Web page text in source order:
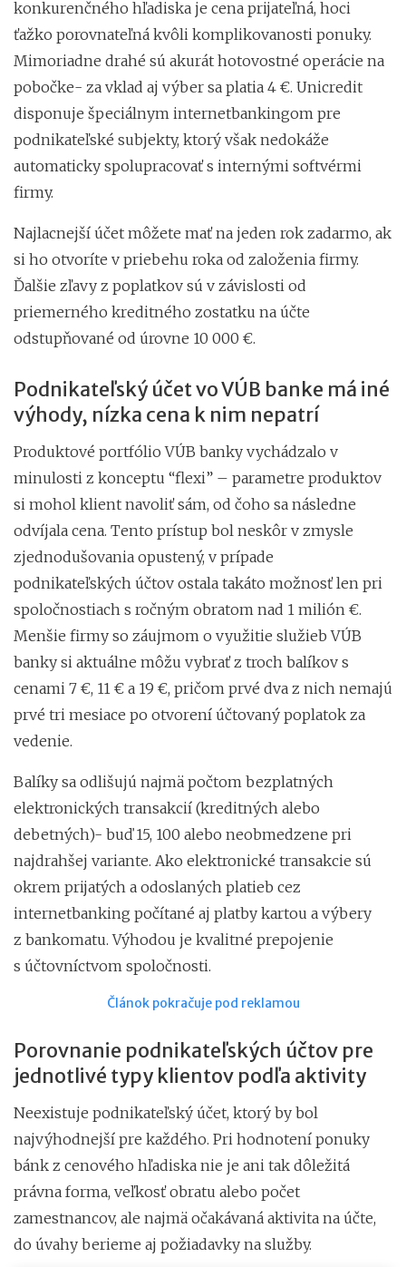
konkurenčného hľadiska je cena prijateľná, hoci
ťažko porovnateľná kvôli komplikovanosti ponuky.
Mimoriadne drahé sú akurát hotovostné operácie na
pobočke- za vklad aj výber sa platia 4 €. Unicredit
disponuje špeciálnym internetbankingom pre
podnikateľské subjekty, ktorý však nedokáže
automaticky spolupracovať s internými softvérmi
firmy.
Najlacnejší účet môžete mať na jeden rok zadarmo, ak
si ho otvoríte v priebehu roka od založenia firmy.
Ďalšie zľavy z poplatkov sú v závislosti od
priemerného kreditného zostatku na účte
odstupňované od úrovne 10 000 €.
Podnikateľský účet vo VÚB banke má iné
výhody, nízka cena k nim nepatrí
Produktové portfólio VÚB banky vychádzalo v
minulosti z konceptu “flexi” – parametre produktov
si mohol klient navoliť sám, od čoho sa následne
odvíjala cena. Tento prístup bol neskôr v zmysle
zjednodušovania opustený, v prípade
podnikateľských účtov ostala takáto možnosť len pri
spoločnostiach s ročným obratom nad 1 milión €.
Menšie firmy so záujmom o využitie služieb VÚB
banky si aktuálne môžu vybrať z troch balíkov s
cenami 7 €, 11 € a 19 €, pričom prvé dva z nich nemajú
prvé tri mesiace po otvorení účtovaný poplatok za
vedenie.
Balíky sa odlišujú najmä počtom bezplatných
elektronických transakcií (kreditných alebo
debetných)- buď 15, 100 alebo neobmedzene pri
najdrahšej variante. Ako elektronické transakcie sú
okrem prijatých a odoslaných platieb cez
internetbanking počítané aj platby kartou a výbery
z bankomatu. Výhodou je kvalitné prepojenie
s účtovníctvom spoločnosti.
Článok pokračuje pod reklamou
Porovnanie podnikateľských účtov pre
jednotlivé typy klientov podľa aktivity
Neexistuje podnikateľský účet, ktorý by bol
najvýhodnejší pre každého. Pri hodnotení ponuky
bánk z cenového hľadiska nie je ani tak dôležitá
právna forma, veľkosť obratu alebo počet
zamestnancov, ale najmä očakávaná aktivita na účte,
do úvahy berieme aj požiadavky na služby.